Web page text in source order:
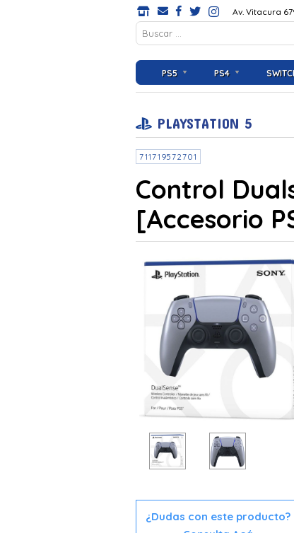
Av. Vitacura
PS5 PS4
PLAYSTATION 5
711719572701
Control
[Accesorio
¿Dudas con este producto?